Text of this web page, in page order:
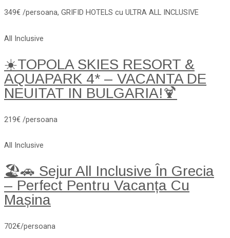
349€ /persoana, GRIFID HOTELS cu ULTRA ALL INCLUSIVE
All Inclusive
☀️TOPOLA SKIES RESORT &
AQUAPARK 4* – VACANTA DE
NEUITAT IN BULGARIA!🍹
219€ /persoana
All Inclusive
🏖️🚗 Sejur All Inclusive În Grecia
– Perfect Pentru Vacanța Cu
Mașina
702€/persoana